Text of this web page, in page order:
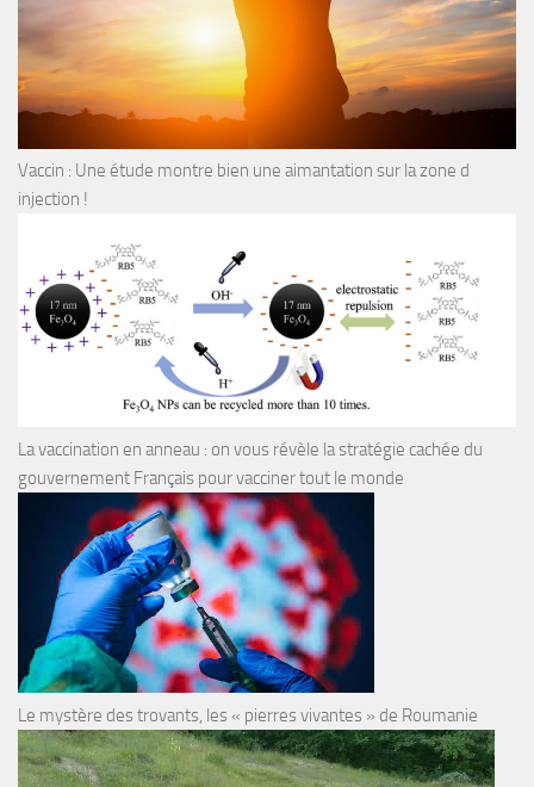
Vaccin : Une étude montre bien une aimantation sur la zone d
injection !
La vaccination en anneau : on vous révèle la stratégie cachée du
gouvernement Français pour vacciner tout le monde
Le mystère des trovants, les « pierres vivantes » de Roumanie